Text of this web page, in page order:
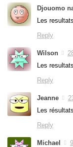
Djouomo
Les
Reply
Wilson
Les
Reply
Jeanne
Les
Reply
Michael